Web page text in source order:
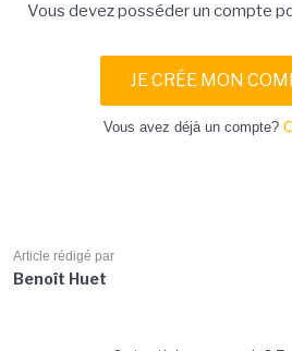
Vous devez posséder un compte
JE CRÉE MON
Vous avez déjà un compte?
Article rédigé par
Benoît Huet